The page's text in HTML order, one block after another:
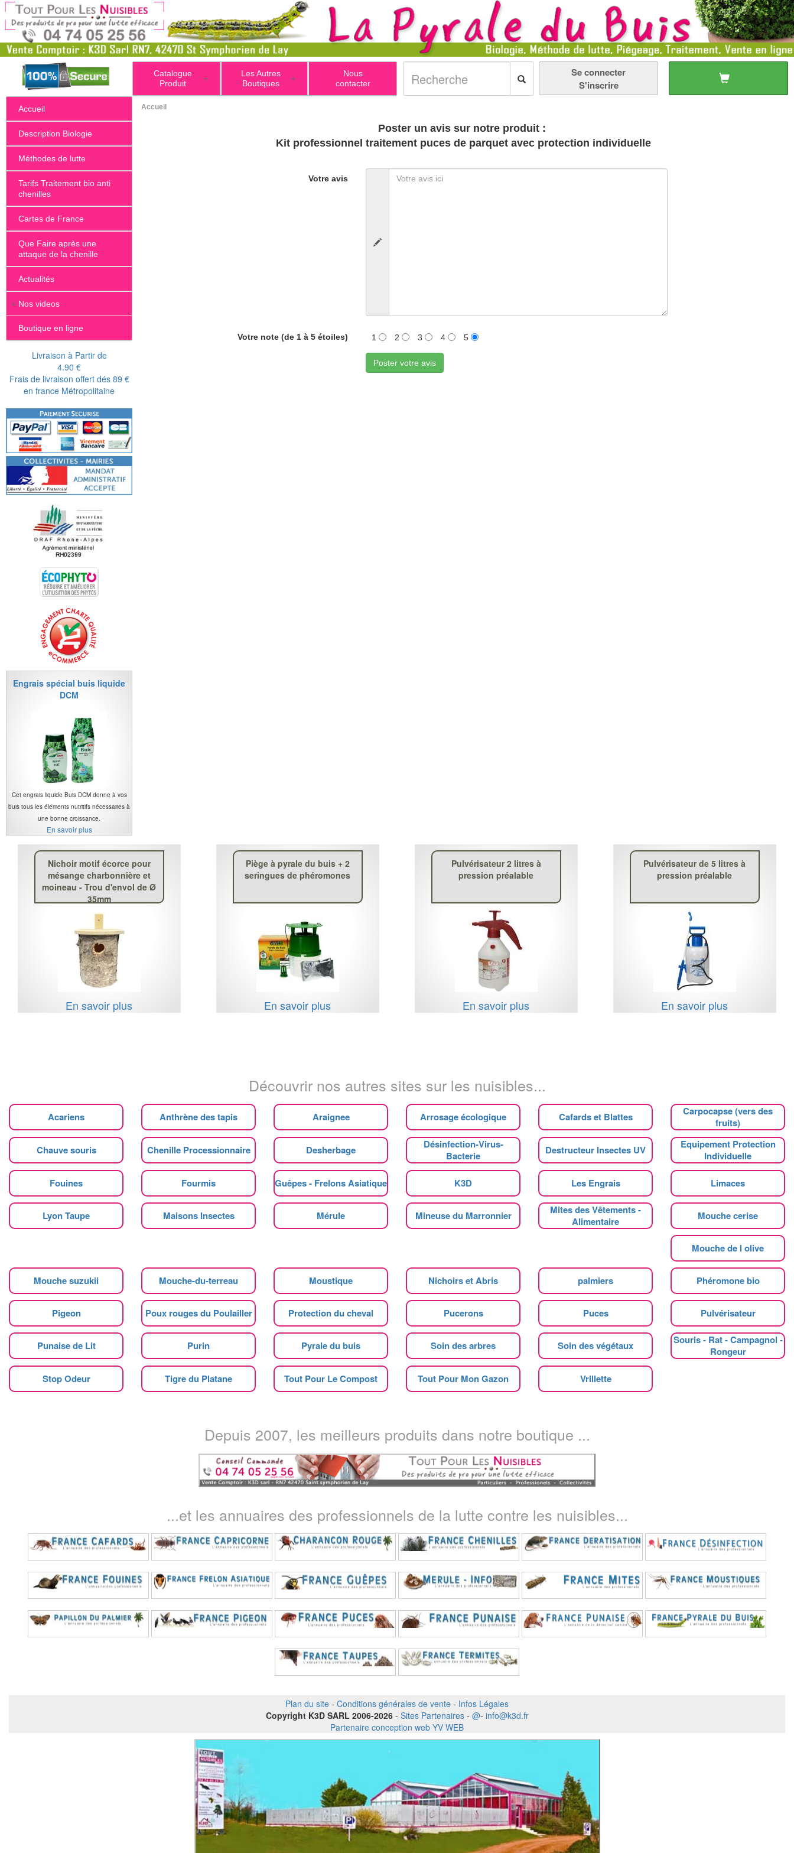
+
Catalogue
Produit
+
Les Autres
Boutiques
Nous
contacter
Se connecter
S'inscrire
Accueil
Description Biologie
Méthodes de lutte
Tarifs Traitement bio anti
chenilles
Cartes de France
Que Faire après une
attaque de la chenille
Actualités
+ Nos videos
Boutique en ligne
Livraison à Partir de
4.90 €
Frais de livraison offert dés 89 €
en france Métropolitaine
Engrais spécial buis liquide
DCM
Cet engrais liquide Buis DCM donne à vos
buis tous les éléments nutritifs nécessaires à
une bonne croissance.
En savoir plus
Accueil
Poster un avis sur notre produit :
Kit professionnel traitement puces de parquet avec protection individuelle
Votre avis
Votre note (de 1 à 5 étoiles) 1 2 3 4 5
Poster votre avis
Nichoir motif écorce pour
mésange charbonnière et
moineau - Trou d'envol de Ø
35mm
En savoir plus
Piège à pyrale du buis + 2
seringues de phéromones
En savoir plus
Pulvérisateur 2 litres à
pression préalable
En savoir plus
Pulvérisateur de 5 litres à
pression préalable
En savoir plus
Découvrir nos autres sites sur les nuisibles...
Acariens Anthrène des tapis Araignee Arrosage écologique Cafards et Blattes
Carpocapse (vers des
fruits)
Chauve souris Chenille Processionnaire Desherbage
Désinfection-Virus-
Bacterie
Destructeur Insectes UV
Equipement Protection
Individuelle
Fouines Fourmis Guêpes - Frelons Asiatique K3D Les Engrais Limaces
Lyon Taupe Maisons Insectes Mérule Mineuse du Marronnier
Mites des Vêtements -
Alimentaire
Mouche cerise
Mouche de l olive
Mouche suzukii Mouche-du-terreau Moustique Nichoirs et Abris palmiers Phéromone bio
Pigeon Poux rouges du Poulailler Protection du cheval Pucerons Puces Pulvérisateur
Punaise de Lit Purin Pyrale du buis Soin des arbres Soin des végétaux
Souris - Rat - Campagnol -
Rongeur
Stop Odeur Tigre du Platane Tout Pour Le Compost Tout Pour Mon Gazon Vrillette
Depuis 2007, les meilleurs produits dans notre boutique ...
...et les annuaires des professionnels de la lutte contre les nuisibles...
Plan du site - Conditions générales de vente - Infos Légales
Copyright K3D SARL 2006-2026 - Sites Partenaires- @- info@k3d.fr
Partenaire conception web YV WEB